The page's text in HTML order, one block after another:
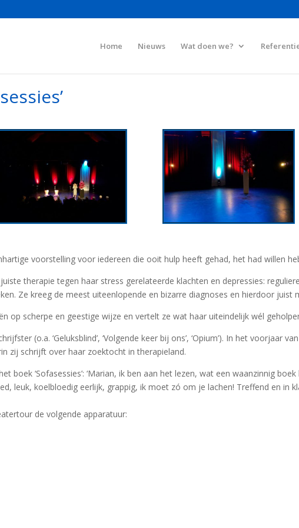
Home Nieuws Wat doen we?
voorstelling voor iedereen die ooit hulp heeft gehad, het had willen
therapie tegen haar stress gerelateerde klachten en depressies:
Ze kreeg de meest uiteenlopende en bizarre diagnoses en hierdoor juist
op scherpe en geestige wijze en vertelt ze wat haar uiteindelijk wél
(o.a. ‘Geluksblind’, ‘Volgende keer bij ons’, ‘Opium’). In het voorjaar
zij schrijft over haar zoektocht in therapieland.
boek ‘Sofasessies’: ‘Marian, ik ben aan het lezen, wat een waanzinnig
leuk, koelbloedig eerlijk, grappig, ik moet zó om je lachen! Treffend en in
de volgende apparatuur: